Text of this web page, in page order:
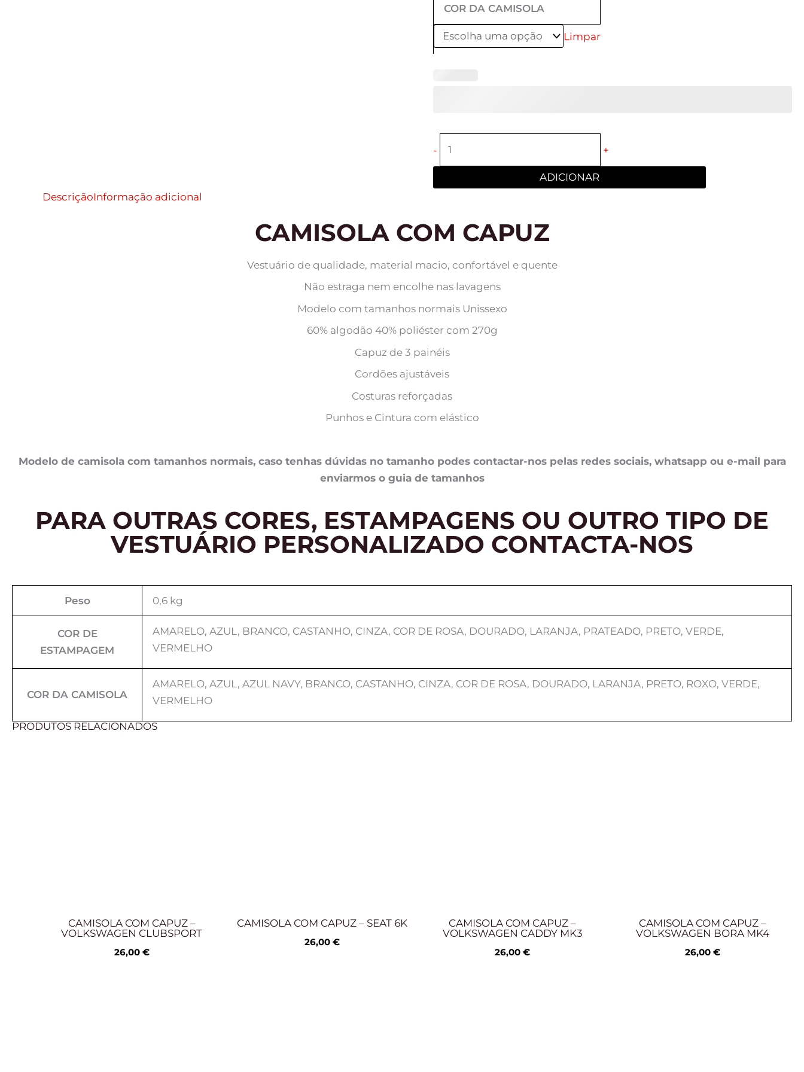
COR DA CAMISOLA
Limpar
- +
ADICIONAR
DescriçãoInformação adicional
CAMISOLA COM CAPUZ
Vestuário de qualidade, material macio, confortável e quente
Não estraga nem encolhe nas lavagens
Modelo com tamanhos normais Unissexo
60% algodão 40% poliéster com 270g
Capuz de 3 painéis
Cordões ajustáveis
Costuras reforçadas
Punhos e Cintura com elástico
Modelo de camisola com tamanhos normais, caso tenhas dúvidas no tamanho podes contactar-nos pelas redes sociais, whatsapp ou e-mail para
enviarmos o guia de tamanhos
PARA OUTRAS CORES, ESTAMPAGENS OU OUTRO TIPO DE
VESTUÁRIO PERSONALIZADO CONTACTA-NOS
Peso 0,6 kg
COR DE
ESTAMPAGEM
AMARELO, AZUL, BRANCO, CASTANHO, CINZA, COR DE ROSA, DOURADO, LARANJA, PRATEADO, PRETO, VERDE,
VERMELHO
COR DA CAMISOLA
AMARELO, AZUL, AZUL NAVY, BRANCO, CASTANHO, CINZA, COR DE ROSA, DOURADO, LARANJA, PRETO, ROXO, VERDE,
VERMELHO
PRODUTOS RELACIONADOS
CAMISOLA COM CAPUZ –
VOLKSWAGEN CLUBSPORT
26,00 €
CAMISOLA COM CAPUZ – SEAT 6K
26,00 €
CAMISOLA COM CAPUZ –
VOLKSWAGEN CADDY MK3
26,00€
CAMISOLA COM CAPUZ –
VOLKSWAGEN BORA MK4
26,00€